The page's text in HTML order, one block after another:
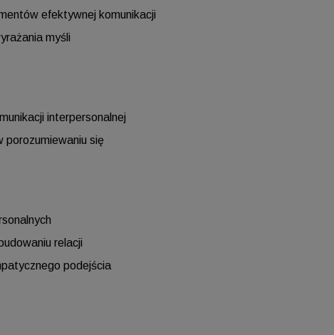
efektywnej komunikacji
myśli
interpersonalnej
porozumiewaniu się
relacji
podejścia